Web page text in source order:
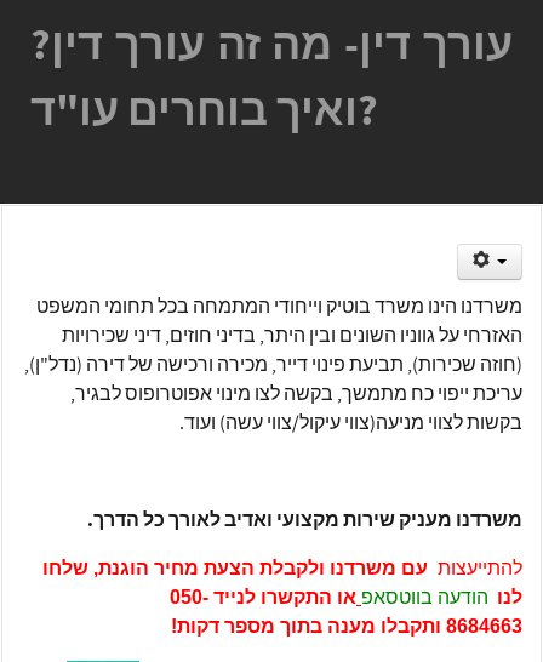
עורך דין- מה זה עורך דין?
ואיך בוחרים עו"ד?
משרדנו הינו משרד בוטיק וייחודי המתמחה בכל תחומי המשפט
האזרחי על גווניו השונים ובין היתר, בדיני חוזים, דיני שכירויות
(חוזה שכירות), תביעת פינוי דייר, מכירה ורכישה של דירה (נדל"ן),
עריכת ייפוי כח מתמשך, בקשה לצו מינוי אפוטרופוס לבגיר,
בקשות לצווי מניעה(צווי עיקול/צווי עשה) ועוד.
משרדנו מעניק שירות מקצועי ואדיב לאורך כל הדרך.
להתייעצות עם משרדנו ולקבלת הצעת מחיר הוגנת, שלחו
לנו הודעה בווטסאפ או התקשרו לנייד 050-
8684663 ותקבלו מענה בתוך מספר דקות!